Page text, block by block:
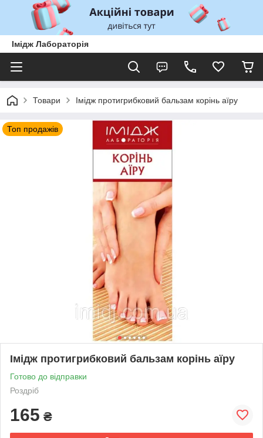
Імідж Лабораторія
Товари Імідж протигрибковий бальзам корінь аїру
Топ продажів
Імідж протигрибковий бальзам корінь аїру
Готово до відправки
Роздріб
165 ₴